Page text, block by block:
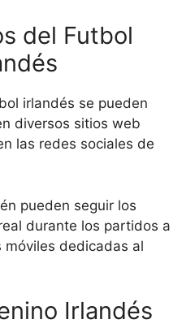
del Futbol
irlandés se pueden
diversos sitios web
las redes sociales de
pueden seguir los
durante los partidos a
dedicadas al
Irlandés